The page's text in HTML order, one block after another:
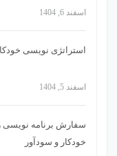
اسفند 6, 1404
استراتژی‌ نویسی
اسفند 5, 1404
سفارش برنامه نویسی
خودکار و سودآور